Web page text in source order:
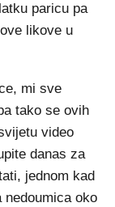
paricu pa
likove u
mi sve
tako se ovih
video
danas za
jednom kad
nedoumica oko